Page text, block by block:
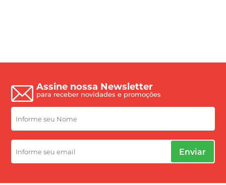
Assine nossa Newsletter
para receber novidades e promoções
Enviar